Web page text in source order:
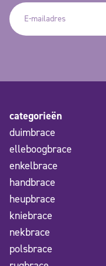
categorieën
duimbrace
elleboogbrace
enkelbrace
handbrace
heupbrace
kniebrace
nekbrace
polsbrace